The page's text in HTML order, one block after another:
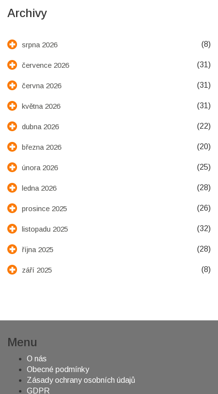
Archivy
srpna 2026 (8)
července 2026 (31)
června 2026 (31)
května 2026 (31)
dubna 2026 (22)
března 2026 (20)
února 2026 (25)
ledna 2026 (28)
prosince 2025 (26)
listopadu 2025 (32)
října 2025 (28)
září 2025 (8)
Menu
O nás
Obecné podmínky
Zásady ochrany osobních údajů
GDPR